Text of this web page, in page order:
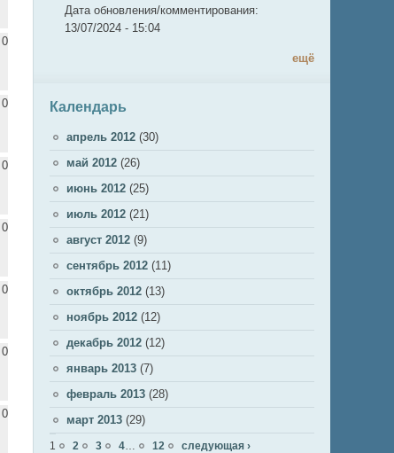
0
0
0
0
0
0
0
Дата обновления/комментирования:
13/07/2024 - 15:04
ещё
Календарь
апрель 2012 (30)
май 2012 (26)
июнь 2012 (25)
июль 2012 (21)
август 2012 (9)
сентябрь 2012 (11)
октябрь 2012 (13)
ноябрь 2012 (12)
декабрь 2012 (12)
январь 2013 (7)
февраль 2013 (28)
март 2013 (29)
Страницы
1 2 3 4 12 следующая ›